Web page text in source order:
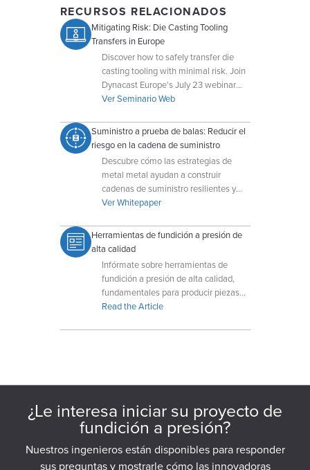
RECURSOS RELACIONADOS
Mitigating Risk: Die Casting Tooling
Transfers in Europe
Discover how to safely transfer die
casting tooling with minimal risk. Join
Dynacast Europe's July 23 webinar
and learn from real case studies.
Ver Seminario Web
Suministro a prueba de balas: Reducir el
riesgo en la cadena de suministro
Descubre cómo las estrategias de
metal metal ayudan a construir
cadenas de suministro resilientes y
fiables en todos los sectores.
Ver Whitepaper
Herramientas de fundición a presión de
alta calidad
Infórmate sobre herramientas de
fundición a presión de alta calidad,
fundamentales para producir piezas
duraderas y precisas en una variedad
Read the Article
¿Le interesa iniciar su proyecto de
fundición a presión?
Nuestros ingenieros están disponibles para responder
sus preguntas y mostrarle cómo las innovadoras